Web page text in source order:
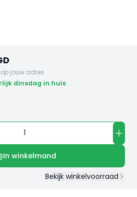
jouw adres
dinsdag in huis
In winkelmand
Bekijk winkelvoorraad